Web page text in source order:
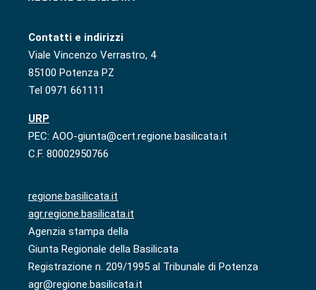
Contatti e indirizzi
Viale Vincenzo Verrastro, 4
85100 Potenza PZ
Tel 0971 661111
URP
PEC: AOO-giunta@cert.regione.basilicata.it
C.F. 80002950766
regione.basilicata.it
agr.regione.basilicata.it
Agenzia stampa della
Giunta Regionale della Basilicata
Registrazione n. 209/1995 al Tribunale di Potenza
agr@regione.basilicata.it